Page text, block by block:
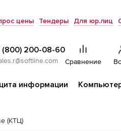
цены Тендеры Для юр.лиц
(800) 200-08-60
Сравнение
информации
(КТЦ)